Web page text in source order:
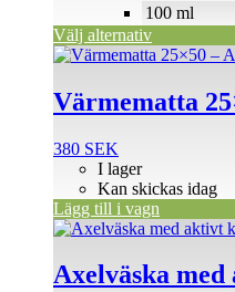
100 ml
Välj alternativ
på
produktsidan
Värmematta
380 SEK
I lager
Kan skickas idag
Lägg till i vagn
Axelväska